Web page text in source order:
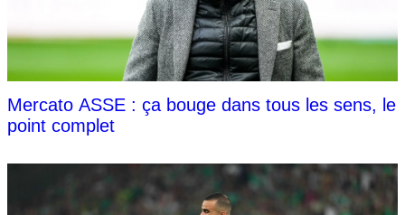
Mercato ASSE : ça bouge dans tous les sens, le
point complet